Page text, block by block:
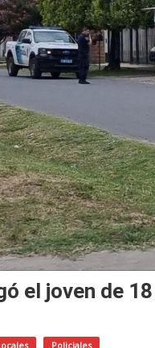
el joven de
Policiales